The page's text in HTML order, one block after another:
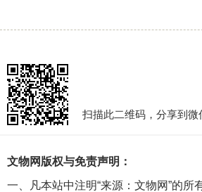
扫描此二维码，分享到微
文物网版权与免责声明：
一、凡本站中注明“来源：文物网”的